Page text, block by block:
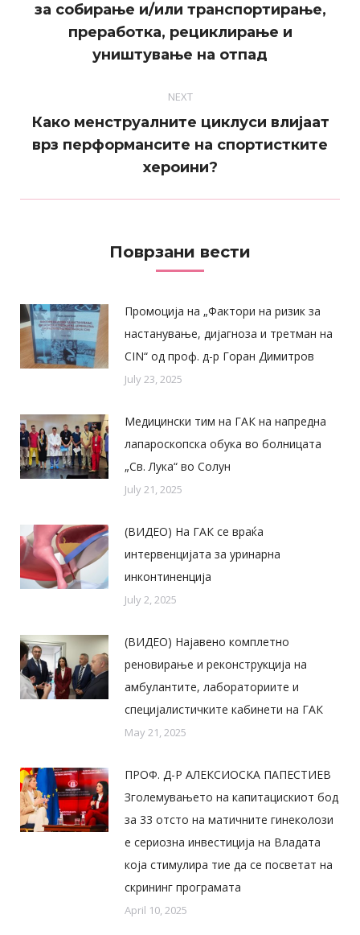
Previous
post:
за собирање и/или транспортирање,
преработка, рециклирање и
уништување на отпад
NEXT
Next
post:
Како менструалните циклуси влијаат
врз перформансите на спортистките
хероини?
Поврзани вести
Промоција на „Фактори на ризик за
настанување, дијагноза и третман на
CIN“ од проф. д-р Горан Димитров
July 23, 2025
Медицински тим на ГАК на напредна
лапароскопска обука во болницата
„Св. Лука“ во Солун
July 21, 2025
(ВИДЕО) На ГАК се враќа
интервенцијата за уринарна
инконтиненција
July 2, 2025
(ВИДЕО) Најавено комплетно
реновирање и реконструкција на
амбулантите, лабораториите и
специјалистичките кабинети на ГАК
May 21, 2025
ПРОФ. Д-Р АЛЕКСИОСКА ПАПЕСТИЕВ
Зголемувањето на капитацискиот бод
за 33 отсто на матичните гинеколози
е сериозна инвестиција на Владата
која стимулира тие да се посветат на
скрининг програмата
April 10, 2025